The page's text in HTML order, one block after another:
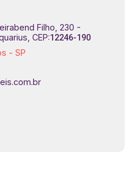
Filho, 230 -
CEP:12246-190
- SP